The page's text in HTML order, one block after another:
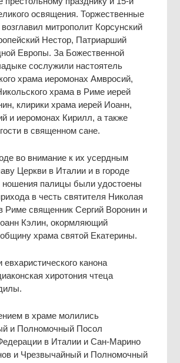
освящения. Торжественные
митрополит Корсунский
Нестор, Патриарший
Европы. За Божественной
сослужили настоятель
храма иеромонах Амвросий,
храма в Риме иерей
клирики храма иерей Иоанн,
и иеромонах Кирилл, а также
в священном сане.
во внимание к их усердным
Церкви в Италии и в городе
ношения палицы были удостоены
в честь святителя Николая
Риме священник Сергий Воронин и
Кэлин, окормляющий
храма святой Екатерины.
евхаристического канона
хиротония чтеца
в храме молились
и Полномочный Посол
в Италии и Сан-Марино
и Чрезвычайный и Полномочный